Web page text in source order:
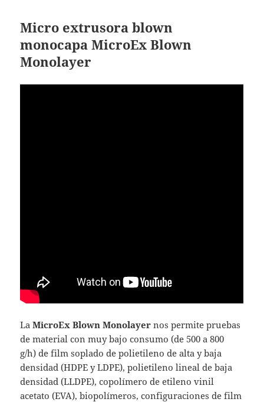
Micro extrusora blown
monocapa MicroEx Blown
Monolayer
LaMicroEx Blown Monolayer nos permite pruebas
de material con muy bajo consumo (de 500 a 800
g/h) de film soplado de polietileno de alta y baja
densidad (HDPE y LDPE), polietileno lineal de baja
densidad (LLDPE), copolímero de etileno vinil
acetato (EVA), biopolímeros, configuraciones de film